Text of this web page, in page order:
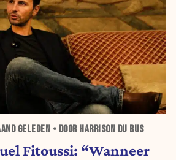
GELEDEN • DOOR HARRISON DU BUS
Fitoussi: “Wanneer